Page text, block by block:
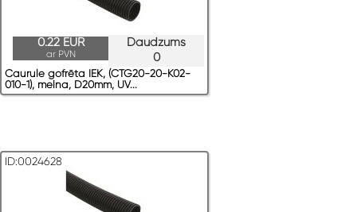
Daudzums
0
0.22 EUR
ar PVN
Caurule gofrēta IEK, (CTG20-20-K02-
010-1), melna, D20mm, UV...
ID:0024628